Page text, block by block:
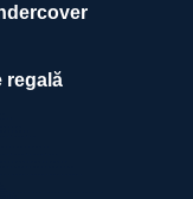
regală